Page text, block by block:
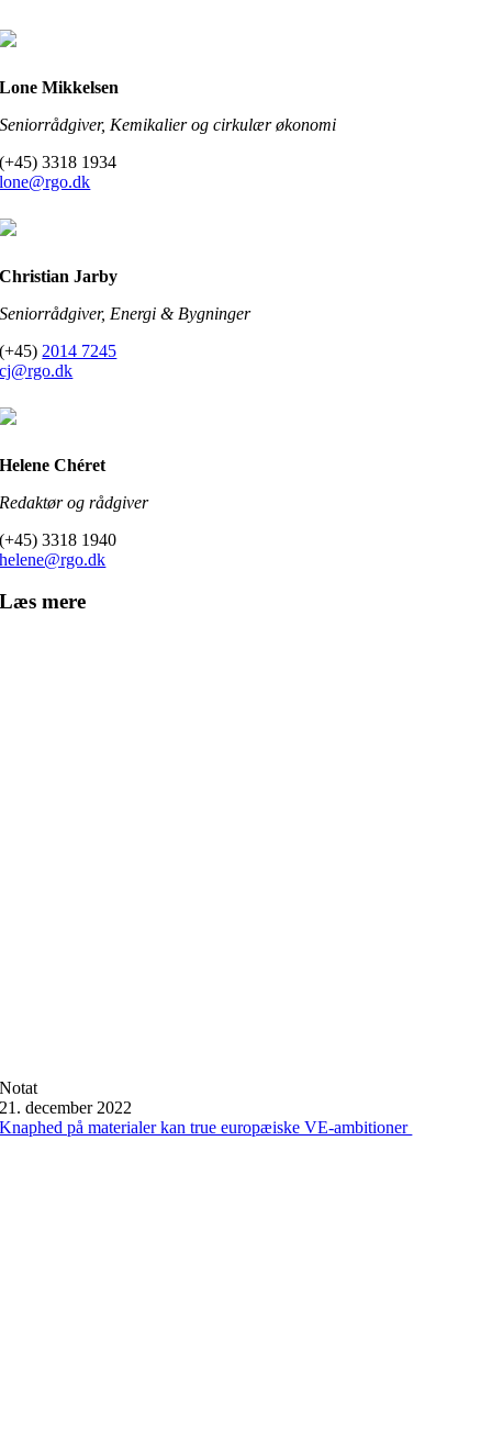
Lone Mikkelsen
Seniorrådgiver, Kemikalier og cirkulær økonomi
(+45) 3318 1934
lone@rgo.dk
Christian Jarby
Seniorrådgiver, Energi & Bygninger
(+45) 2014 7245
cj@rgo.dk
Helene Chéret
Redaktør og rådgiver
(+45) 3318 1940
helene@rgo.dk
Læs mere
Notat
21. december 2022
Knaphed på materialer kan true europæiske VE-ambitioner